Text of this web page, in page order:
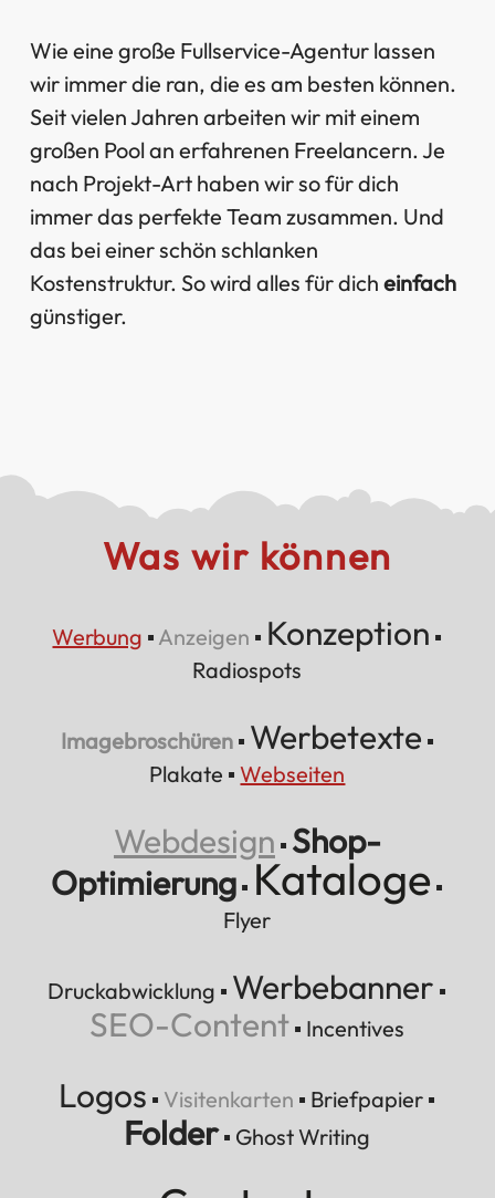
Wie eine große Fullservice-Agentur lassen
wir immer die ran, die es am besten können.
Seit vielen Jahren arbeiten wir mit einem
großen Pool an erfahrenen Freelancern. Je
nach Projekt-Art haben wir so für dich
immer das perfekte Team zusammen. Und
das bei einer schön schlanken
Kostenstruktur. So wird alles für dich einfach
günstiger.
Was wir können
Werbung ▪ Anzeigen ▪ Konzeption ▪
Radiospots
Imagebroschüren▪ Werbetexte ▪
Plakate ▪Webseiten
Webdesign ▪ Shop-
Optimierung ▪ Kataloge ▪
Flyer
Druckabwicklung ▪ Werbebanner ▪
SEO-Content ▪ Incentives
Logos ▪ Visitenkarten ▪ Briefpapier ▪
Folder▪ Ghost Writing